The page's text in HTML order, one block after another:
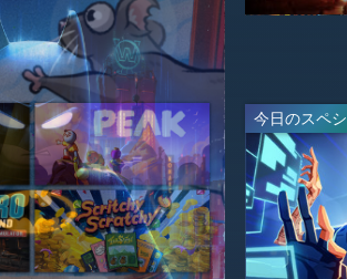
今日のスペ
今日のスペ
-95% $49.99 $2.49
-67% $69.99$23.09
-30% $49.99 $34.99
-95% $59.99$2.99